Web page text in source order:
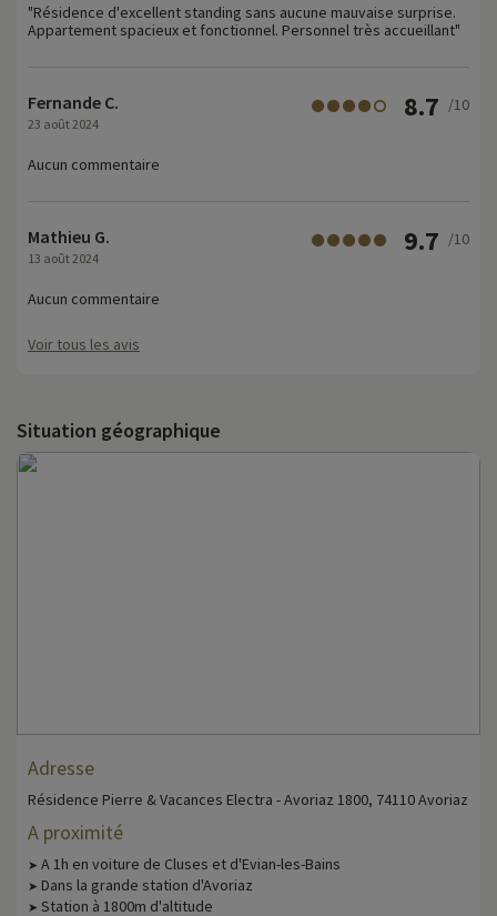
"Résidence d'excellent standing sans aucune mauvaise surprise.
Appartement spacieux et fonctionnel. Personnel très accueillant"
Fernande C.
23 août 2024
8.7 /10
Aucun commentaire
Mathieu G.
13 août 2024
9.7 /10
Aucun commentaire
Voir tous les avis
Situation géographique
Adresse
Résidence Pierre & Vacances Electra - Avoriaz 1800, 74110 Avoriaz
A proximité
➤ A 1h en voiture de Cluses et d'Evian-les-Bains
➤ Dans la grande station d'Avoriaz
➤ Station à 1800m d'altitude